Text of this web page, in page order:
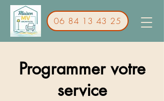
06 84 13 43 25
Programmer votre
service